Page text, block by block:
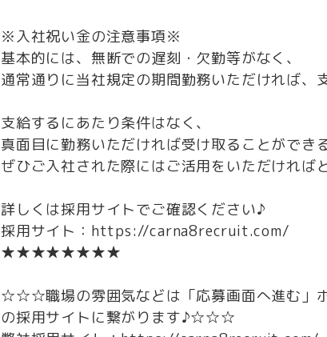
※入社祝い金の注意事項※
基本的には、無断での遅刻・欠勤等がなく、
通常通りに当社規定の期間勤務いただければ、
支給するにあたり条件はなく、
真面目に勤務いただければ受け取ることができ
ぜひご入社された際にはご活用をいただければ
詳しくは採用サイトでご確認ください♪
採用サイト：https://carna8recruit.com/
★★★★★★★★
☆☆☆職場の雰囲気などは「応募画面へ進む」
の採用サイトに繋がります♪☆☆☆